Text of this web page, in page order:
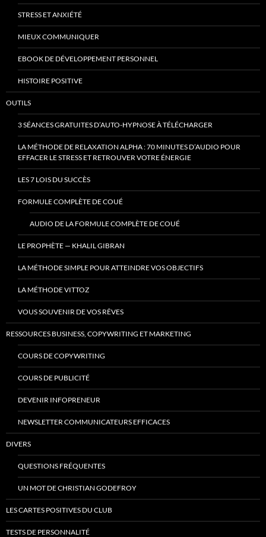
STRESS ET ANXIÉTÉ
MIEUX COMMUNIQUER
EBOOK DE DÉVELOPPEMENT PERSONNEL
HISTOIRE POSITIVE
OUTILS
3 SÉANCES GRATUITES D’AUTO-HYPNOSE À TÉLÉCHARGER
LA MÉTHODE DE RELAXATION ALPHA : 70 MINUTES D’AUDIO POUR
EFFACER LE STRESS ET RETROUVER VOTRE ÉNERGIE
LES 7 LOIS DU SUCCÈS
FORMULE COMPLÈTE DE COUÉ
AUDIO DE LA FORMULE COMPLÈTE DE COUÉ
LE PROPHÈTE — KHALIL GIBRAN
LA MÉTHODE SIMPLE POUR ATTEINDRE VOS OBJECTIFS
LA MÉTHODE VITTOZ
VOUS SOUVENIR DE VOS RÊVES
RESSOURCES BUSINESS, COPYWRITING ET MARKETING
COURS DE COPYWRITING
COURS DE PUBLICITÉ
DEVENIR INFOPRENEUR
NEWSLETTER COMMUNICATEURS EFFICACES
DIVERS
QUESTIONS FRÉQUENTES
UN MOT DE CHRISTIAN GODEFROY
LES CARTES POSITIVES DU CLUB
TESTS DE PERSONNALITÉ